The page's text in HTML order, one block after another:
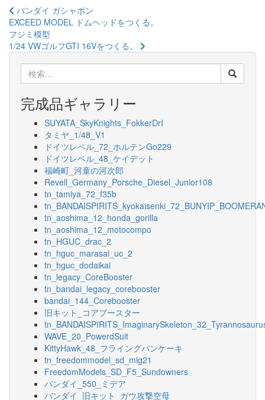
投
稿
ナ
ビ
ゲ
ー
バンダイ ガシャポン
EXCEED MODEL ドムヘッドをつくる。
フジミ模型
1/24 VWゴルフGTI 16Vをつくる。
索:
完成品ギャラリー
SUYATA_SkyKnights_FokkerDrI
タミヤ_1/48_V1
ドイツレベル_72_ホルテンGo229
ドイツレベル_48_ケイデット
福崎町_河童の河次郎
Revell_Germany_Porsche_Diesel_Junior108
tn_tamiya_72_f35b
tn_aoshima_12_honda_gorilla
tn_aoshima_12_motocompo
tn_HGUC_drac_2
tn_hguc_marasai_uc_2
tn_hguc_dodaikai
tn_legacy_CoreBooster
tn_bandai_legacy_corebooster
bandai_144_Corebooster
旧キット_コアブースター
WAVE_20_PowerdSuit
KittyHawk_48_フライングパンケーキ
tn_freedommodel_sd_mig21
FreedomModels_SD_F5_Sundowners
バンダイ_550_ミデア
バンダイ_旧キット_ガウ攻撃空母